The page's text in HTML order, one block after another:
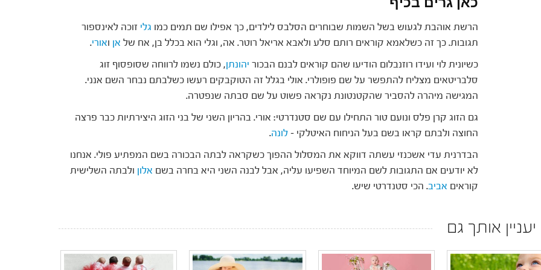
הרשת אוהבת לגעוש בשל השמות שבוחרים הסלבס לילדים, כך אפילו שם תמים כמו גלי זוכה לאינספור
תגובות. כך זה כשלאמא קוראים רותם סלע ולאבא אריאל רוטר. אה, וגלי הוא בכלל בן, אח של אן ואורי.
כשיונית לוי ועידו רוזנבלום הודיעו שהם קוראים לבנם הבכור יהונתן, כולם נשמו לרווחה שסופסוף זוג
סלבריטאים מצליח להתפשר על שם פופולרי. אולי בגלל זה הטוקבקים רעשו כשלבתם נבחר השם אנני.
המגישה מיהרה להסביר שהקטנטונת נקראה פשוט על שם סבתה שנפטרה.
גם הזוג קרן פלס ונועם טור התחילו עם שם סטנדרטי: אורי. בהריון השני של בני הזוג היצירתיות כבר פרצה
החוצה ולבתם קראו בשם בעל הניחוח האיטלקי –לונה.
הבדרנית עדי אשכנזי עשתה דווקא את המסלול ההפוך כשקראה לבתה הבכורה בשם המפתיע פולי. אנחנו
לא יודעים אם התגובות לשם המיוחד השפיעו עליה, אבל לבנה השני היא בחרה בשם אלון ולבתה השלישית
קוראים אביב. הכי סטנדרטי שיש.
יעניין אותך גם